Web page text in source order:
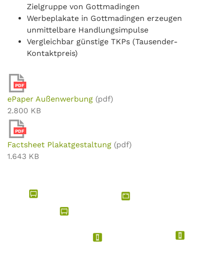
Zielgruppe von Gottmadingen
Werbeplakate in Gottmadingen erzeugen
unmittelbare Handlungsimpulse
Vergleichbar günstige TKPs (Tausender-
Kontaktpreis)
PDF
ePaper Außenwerbung (pdf)
2.800 KB
PDF
Factsheet Plakatgestaltung (pdf)
1.643 KB